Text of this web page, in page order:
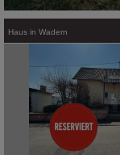
Haus in Wadern